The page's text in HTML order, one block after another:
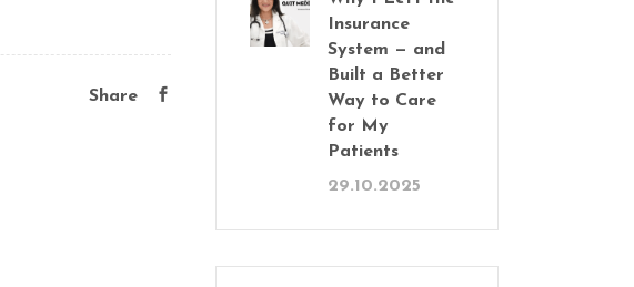
Share
Insurance
System — and
Built a Better
Way to Care
for My
Patients
29.10.2025